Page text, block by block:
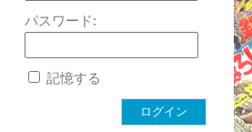
パスワード:
記憶する
ログイン